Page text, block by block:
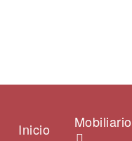
Inicio Mobiliario